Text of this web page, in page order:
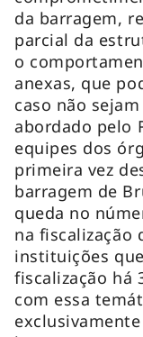
da barragem,
parcial da
o
anexas, que
caso não
abordado pelo
equipes dos
primeira vez
barragem de
queda no
na fiscalização
instituições
fiscalização há
com essa